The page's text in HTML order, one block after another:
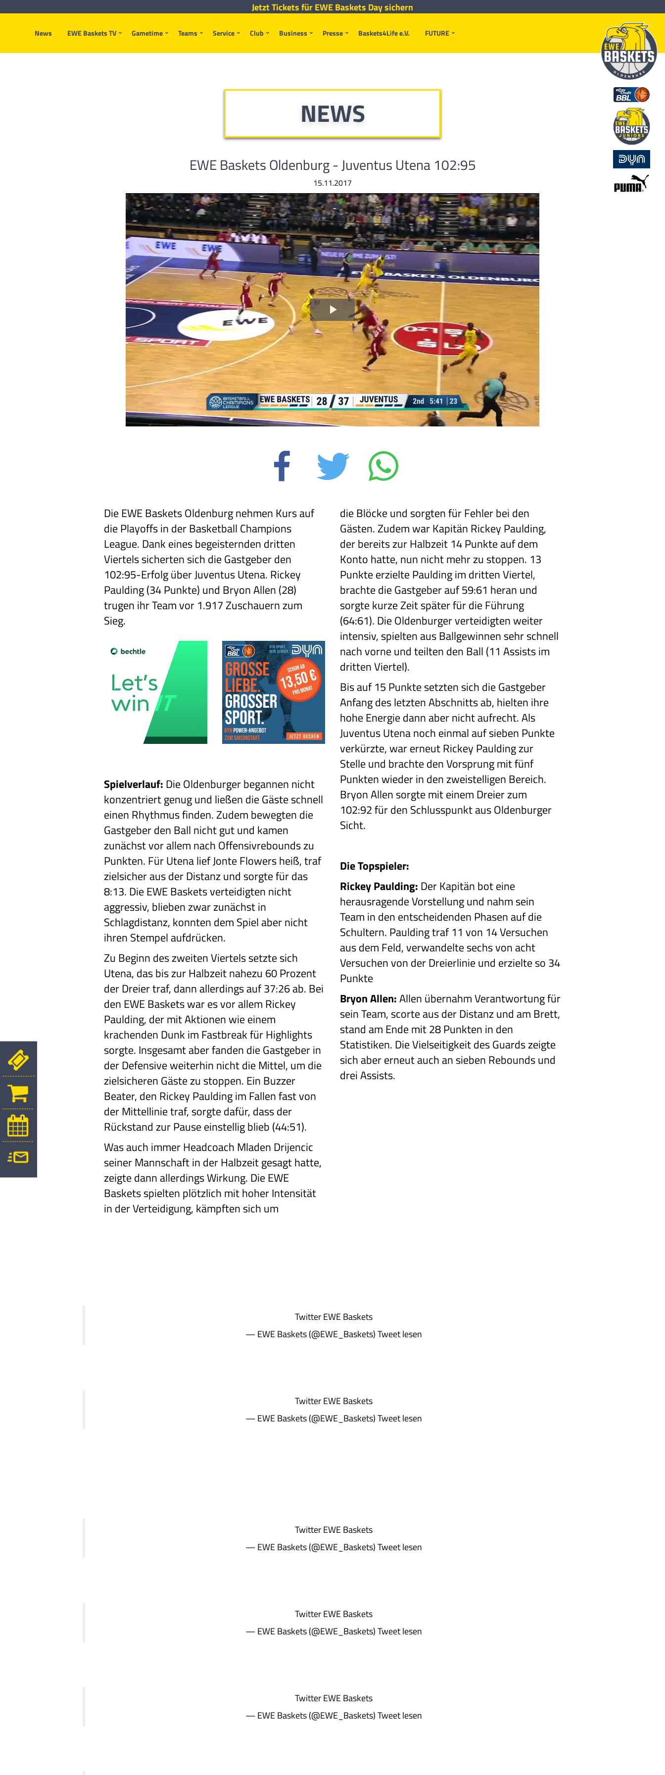
News EWE Baskets TV Gametime Teams Service Club Business Presse Baskets4Life e.V. FUTURE
Jetzt Tickets für EWE Baskets Day sichern
NEWS
EWE Baskets Oldenburg - Juventus Utena 102:95
15.11.2017
Video
abspielen
Die EWE Baskets Oldenburg nehmen Kurs auf
die Playoffs in der Basketball Champions
League. Dank eines begeisternden dritten
Viertels sicherten sich die Gastgeber den
102:95-Erfolg über Juventus Utena. Rickey
Paulding (34 Punkte) und Bryon Allen (28)
trugen ihr Team vor 1.917 Zuschauern zum
Sieg.
Spielverlauf: Die Oldenburger begannen nicht
konzentriert genug und ließen die Gäste schnell
einen Rhythmus finden. Zudem bewegten die
Gastgeber den Ball nicht gut und kamen
zunächst vor allem nach Offensivrebounds zu
Punkten. Für Utena lief Jonte Flowers heiß, traf
zielsicher aus der Distanz und sorgte für das
8:13. Die EWE Baskets verteidigten nicht
aggressiv, blieben zwar zunächst in
Schlagdistanz, konnten dem Spiel aber nicht
ihren Stempel aufdrücken.
Zu Beginn des zweiten Viertels setzte sich
Utena, das bis zur Halbzeit nahezu 60 Prozent
der Dreier traf, dann allerdings auf 37:26 ab. Bei
den EWE Baskets war es vor allem Rickey
Paulding, der mit Aktionen wie einem
krachenden Dunk im Fastbreak für Highlights
sorgte. Insgesamt aber fanden die Gastgeber in
der Defensive weiterhin nicht die Mittel, um die
zielsicheren Gäste zu stoppen. Ein Buzzer
Beater, den Rickey Paulding im Fallen fast von
der Mittellinie traf, sorgte dafür, dass der
Rückstand zur Pause einstellig blieb (44:51).
Was auch immer Headcoach Mladen Drijencic
seiner Mannschaft in der Halbzeitgesagt hatte,
zeigte dann allerdingsWirkung. Die EWE
Baskets spielten plötzlich mit hoher Intensität
in der Verteidigung, kämpften sich um
die Blöcke und sorgten für Fehler bei den
Gästen. Zudem war Kapitän Rickey Paulding,
der bereits zur Halbzeit 14 Punkte auf dem
Konto hatte, nun nicht mehr zu stoppen. 13
Punkte erzielte Paulding im dritten Viertel,
brachte die Gastgeber auf 59:61 heran und
sorgte kurze Zeit später für die Führung
(64:61). Die Oldenburger verteidigten weiter
intensiv, spielten aus Ballgewinnen sehr schnell
nach vorne und teilten den Ball (11 Assists im
dritten Viertel).
Bis auf 15 Punkte setzten sich die Gastgeber
Anfang des letzten Abschnitts ab, hielten ihre
hohe Energie dann aber nicht aufrecht. Als
Juventus Utena noch einmal auf sieben Punkte
verkürzte, war erneut Rickey Paulding zur
Stelle und brachte den Vorsprung mit fünf
Punkten wieder in den zweistelligen Bereich.
Bryon Allen sorgte mit einem Dreier zum
102:92 für den Schlusspunkt aus Oldenburger
Sicht.
Die Topspieler:
Rickey Paulding: Der Kapitän bot eine
herausragende Vorstellung und nahm sein
Team in den entscheidenden Phasen auf die
Schultern. Paulding traf 11 von 14 Versuchen
aus dem Feld, verwandelte sechs von acht
Versuchen von der Dreierlinie und erzielte so 34
Punkte
Bryon Allen:Allen übernahm Verantwortung für
sein Team, scorte aus der Distanz und am Brett,
stand am Ende mit 28 Punkten in den
Statistiken. Die Vielseitigkeit des Guards zeigte
sich aber erneut auch an sieben Rebounds und
drei Assists.
TwitterEWE Baskets
— EWE Baskets (@EWE_Baskets)Tweet lesen
TwitterEWE Baskets
— EWE Baskets (@EWE_Baskets)Tweet lesen
TwitterEWE Baskets
— EWE Baskets (@EWE_Baskets)Tweet lesen
TwitterEWE Baskets
— EWE Baskets (@EWE_Baskets)Tweet lesen
TwitterEWE Baskets
— EWE Baskets (@EWE_Baskets)Tweet lesen